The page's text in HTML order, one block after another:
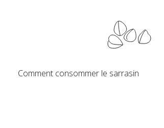
Comment consommer le sarrasin